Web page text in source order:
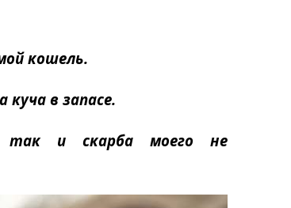
кошель.
в запасе.
так и скарба моего не